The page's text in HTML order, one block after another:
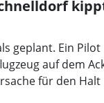
geplant. Ein Pilot
auf dem
für den Halt